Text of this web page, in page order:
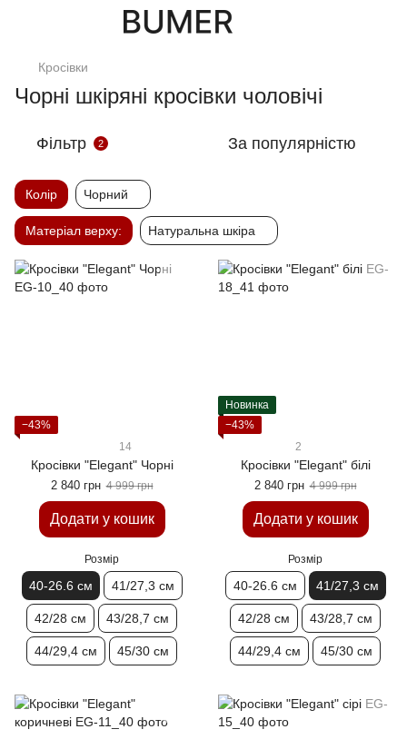
Кросівки
Чорні шкіряні кросівки чоловічі
Фільтр 2 За популярністю
Колір Чорний
Матеріал верху: Натуральна шкіра
−43%
14
Кросівки "Elegant" Чорні
2 840 грн 4 999 грн
Додати у кошик
Розмір
40-26.6 см 41/27,3 см
42/28 см 43/28,7 см
44/29,4 см 45/30 см
Новинка
−43%
2
Кросівки "Elegant" білі
2 840 грн 4 999 грн
Додати у кошик
Розмір
40-26.6 см 41/27,3 см
42/28 см 43/28,7 см
44/29,4 см 45/30 см